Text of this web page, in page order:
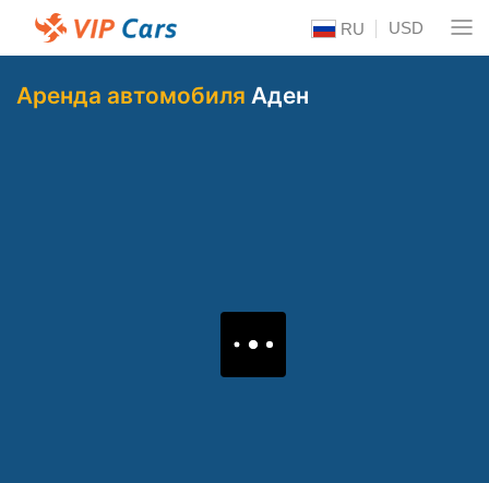
RU USD
Аренда автомобиля Аден